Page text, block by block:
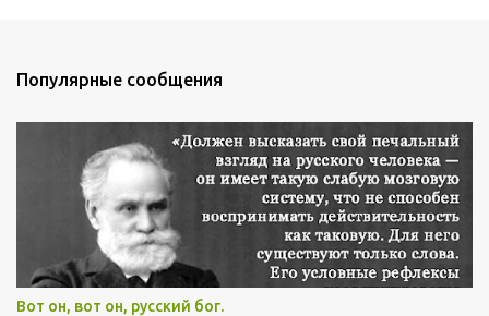
Популярные сообщения
Вот он, вот он, русский бог.